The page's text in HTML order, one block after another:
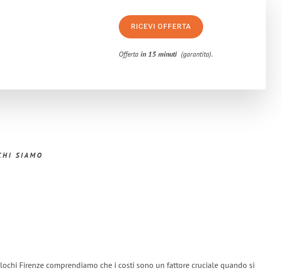
RICEVI OFFERTA
Offertain 15 minuti (garantita).
SIAMO
Firenze comprendiamo che i costi sono un fattore cruciale quando si